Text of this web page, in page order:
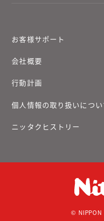
お客様サポート
会社概要
行動計画
個人情報の取り扱いについ
ニッタクヒストリー
© NIPPON